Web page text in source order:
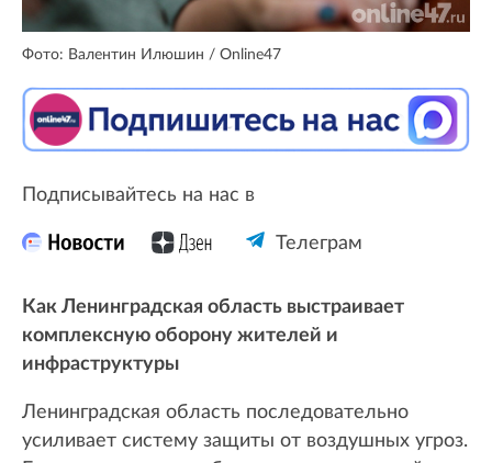
Фото: Валентин Илюшин / Online47
Подписывайтесь на нас в
Телеграм
Как Ленинградская область выстраивает
комплексную оборону жителей и
инфраструктуры
Ленинградская область последовательно
усиливает систему защиты от воздушных угроз.